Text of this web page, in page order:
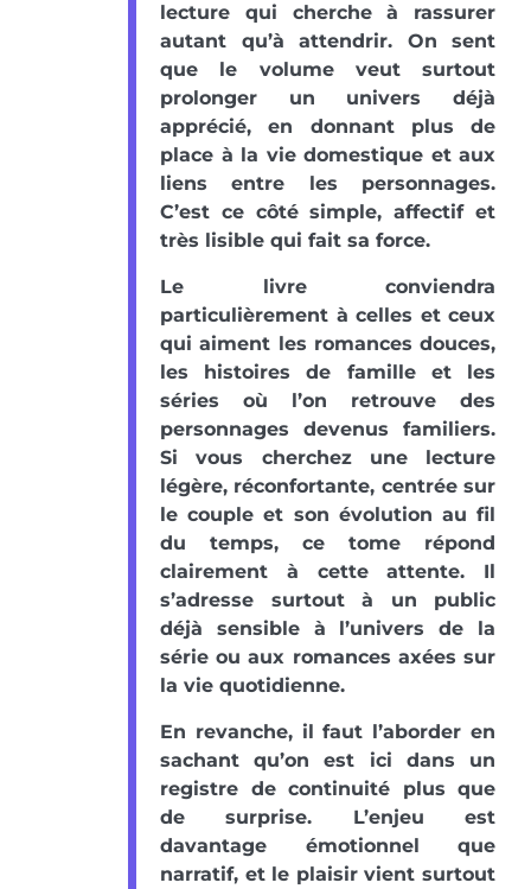
lecture qui cherche à rassurer
autant qu’à attendrir. On sent
que le volume veut surtout
prolonger un univers déjà
apprécié, en donnant plus de
place à la vie domestique et aux
liens entre les personnages.
C’est ce côté simple, affectif et
très lisible qui fait sa force.
Le livre conviendra
particulièrement à celles et ceux
qui aiment les romances douces,
les histoires de famille et les
séries où l’on retrouve des
personnages devenus familiers.
Si vous cherchez une lecture
légère, réconfortante, centrée sur
le couple et son évolution au fil
du temps, ce tome répond
clairement à cette attente. Il
s’adresse surtout à un public
déjà sensible à l’univers de la
série ou aux romances axées sur
la vie quotidienne.
En revanche, il faut l’aborder en
sachant qu’on est ici dans un
registre de continuité plus que
de surprise. L’enjeu est
davantage émotionnel que
narratif, et le plaisir vient surtout